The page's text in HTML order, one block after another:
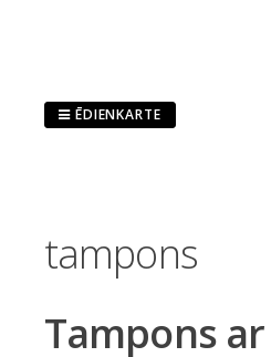
ĒDIENKARTE
tampons
Tampons